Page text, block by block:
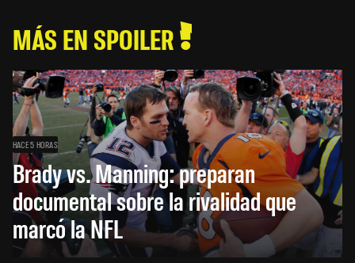
MÁS EN SPOILER
HACE 5 HORAS
Brady vs. Manning: preparan
documental sobre la rivalidad que
marcó la NFL